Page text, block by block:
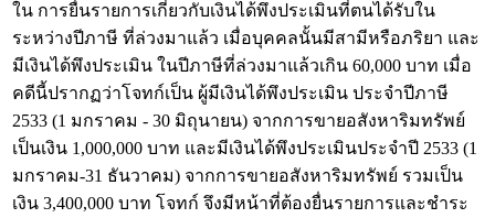
ใน การยื่นรายการเกี่ยวกับเงินได้พึงประเมินที่ตนได้รับใน
ระหว่างปีภาษี ที่ล่วงมาแล้ว เมื่อบุคคลนั้นมีสามีหรือภริยา และ
มีเงินได้พึงประเมิน ในปีภาษีที่ล่วงมาแล้วเกิน 60,000 บาท เมื่อ
คดีนี้ปรากฏว่าโจทก์เป็น ผู้มีเงินได้พึงประเมิน ประจำปีภาษี
2533 (1 มกราคม - 30 มิถุนายน) จากการขายอสังหาริมทรัพย์
เป็นเงิน 1,000,000 บาท และมีเงินได้พึงประเมินประจำปี 2533 (1
มกราคม-31 ธันวาคม) จากการขายอสังหาริมทรัพย์ รวมเป็น
เงิน 3,400,000 บาท โจทก์ จึงมีหน้าที่ต้องยื่นรายการและชำระ